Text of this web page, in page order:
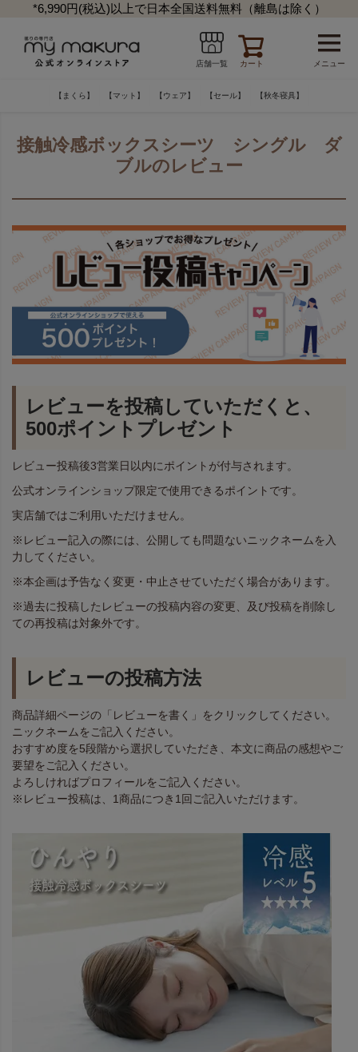
*6,990円(税込)以上で日本全国送料無料（離島は除く）
店舗一覧 カート メニュー
【まくら】 【マット】 【ウェア】 【セール】 【秋冬寝具】
接触冷感ボックスシーツ シングル ダ
ブルのレビュー
レビューを投稿していただくと、
500ポイントプレゼント
レビュー投稿後3営業日以内にポイントが付与されます。
公式オンラインショップ限定で使用できるポイントです。
実店舗ではご利用いただけません。
※レビュー記入の際には、公開しても問題ないニックネームを入
力してください。
※本企画は予告なく変更・中止させていただく場合があります。
※過去に投稿したレビューの投稿内容の変更、及び投稿を削除し
ての再投稿は対象外です。
レビューの投稿方法
商品詳細ページの「レビューを書く」をクリックしてください。
ニックネームをご記入ください。
おすすめ度を5段階から選択していただき、本文に商品の感想やご
要望をご記入ください。
よろしければプロフィールをご記入ください。
※レビュー投稿は、1商品につき1回ご記入いただけます。